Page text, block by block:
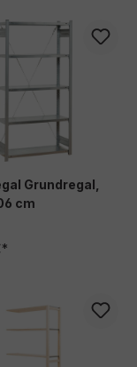
Grundregal,
cm